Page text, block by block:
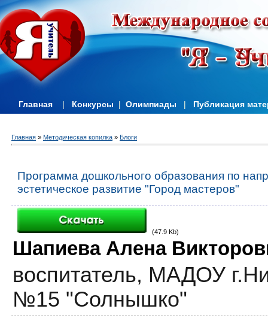
Главная | Конкурсы | Олимпиады | Публикация
Главная » Методическая копилка » Блоги
Программа дошкольного образования по
эстетическое развитие "Город мастеров"
(47.9 Kb)
Шапиева Алена
воспитатель, МАДОУ
№15 "Солнышко"